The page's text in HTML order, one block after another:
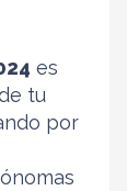
es
tu
por